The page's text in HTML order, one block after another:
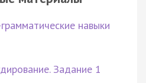
навыки
Задание 1